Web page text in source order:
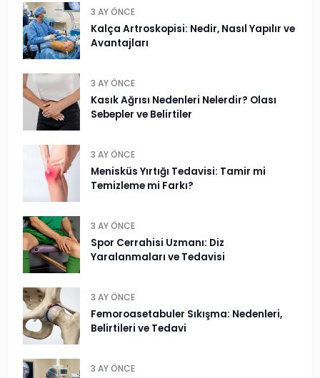
3 AY ÖNCE
Kalça Artroskopisi: Nedir, Nasıl Yapılır ve
Avantajları
3 AY ÖNCE
Kasık Ağrısı Nedenleri Nelerdir? Olası
Sebepler ve Belirtiler
3 AY ÖNCE
Menisküs Yırtığı Tedavisi: Tamir mi
Temizleme mi Farkı?
3 AY ÖNCE
Spor Cerrahisi Uzmanı: Diz
Yaralanmaları ve Tedavisi
3 AY ÖNCE
Femoroasetabuler Sıkışma: Nedenleri,
Belirtileri ve Tedavi
3 AY ÖNCE